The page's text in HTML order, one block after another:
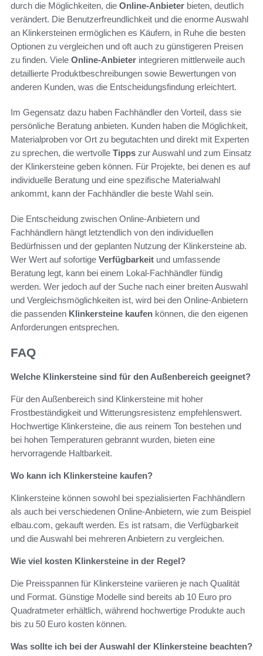
durch die Möglichkeiten, die Online-Anbieter bieten, deutlich
verändert. Die Benutzerfreundlichkeit und die enorme Auswahl
an Klinkersteinen ermöglichen es Käufern, in Ruhe die besten
Optionen zu vergleichen und oft auch zu günstigeren Preisen
zu finden. Viele Online-Anbieter integrieren mittlerweile auch
detaillierte Produktbeschreibungen sowie Bewertungen von
anderen Kunden, was die Entscheidungsfindung erleichtert.
Im Gegensatz dazu haben Fachhändler den Vorteil, dass sie
persönliche Beratung anbieten. Kunden haben die Möglichkeit,
Materialproben vor Ort zu begutachten und direkt mit Experten
zu sprechen, die wertvolle Tipps zur Auswahl und zum Einsatz
der Klinkersteine geben können. Für Projekte, bei denen es auf
individuelle Beratung und eine spezifische Materialwahl
ankommt, kann der Fachhändler die beste Wahl sein.
Die Entscheidung zwischen Online-Anbietern und
Fachhändlern hängt letztendlich von den individuellen
Bedürfnissen und der geplanten Nutzung der Klinkersteine ab.
Wer Wert auf sofortige Verfügbarkeit und umfassende
Beratung legt, kann bei einem Lokal-Fachhändler fündig
werden. Wer jedoch auf der Suche nach einer breiten Auswahl
und Vergleichsmöglichkeiten ist, wird bei den Online-Anbietern
die passenden Klinkersteine kaufen können, die den eigenen
Anforderungen entsprechen.
FAQ
Welche Klinkersteine sind für den Außenbereich geeignet?
Für den Außenbereich sind Klinkersteine mit hoher
Frostbeständigkeit und Witterungsresistenz empfehlenswert.
Hochwertige Klinkersteine, die aus reinem Ton bestehen und
bei hohen Temperaturen gebrannt wurden, bieten eine
hervorragende Haltbarkeit.
Wo kann ich Klinkersteine kaufen?
Klinkersteine können sowohl bei spezialisierten Fachhändlern
als auch bei verschiedenen Online-Anbietern, wie zum Beispiel
elbau.com, gekauft werden. Es ist ratsam, die Verfügbarkeit
und die Auswahl bei mehreren Anbietern zu vergleichen.
Wie viel kosten Klinkersteine in der Regel?
Die Preisspannen für Klinkersteine variieren je nach Qualität
und Format. Günstige Modelle sind bereits ab 10 Euro pro
Quadratmeter erhältlich, während hochwertige Produkte auch
bis zu 50 Euro kosten können.
Was sollte ich bei der Auswahl der Klinkersteine beachten?